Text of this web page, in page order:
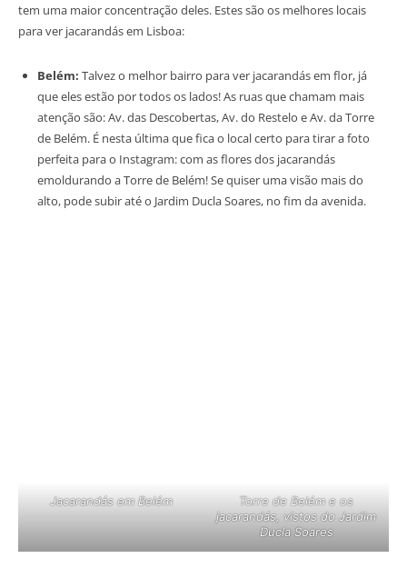
tem uma maior concentração deles. Estes são os melhores locais
para ver jacarandás em Lisboa:
Belém: Talvez o melhor bairro para ver jacarandás em flor, já
que eles estão por todos os lados! As ruas que chamam mais
atenção são: Av. das Descobertas, Av. do Restelo e Av. da Torre
de Belém. É nesta última que fica o local certo para tirar a foto
perfeita para o Instagram: com as flores dos jacarandás
emoldurando a Torre de Belém! Se quiser uma visão mais do
alto, pode subir até o Jardim Ducla Soares, no fim da avenida.
Jacarandás em Belém
Torre de Belém e os
jacarandás, vistos do Jardim
Ducla Soares